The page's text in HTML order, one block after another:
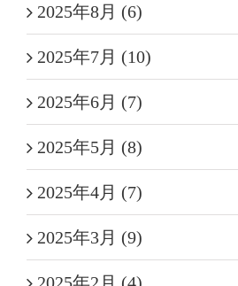
2025年8月 (6)
2025年7月 (10)
2025年6月 (7)
2025年5月 (8)
2025年4月 (7)
2025年3月 (9)